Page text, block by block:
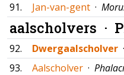
91. Jan-van-gent ·
aalscholvers ·
92. Dwergaalscholver ·
93.
Aalscholver ·